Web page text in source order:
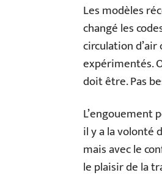
Les modèles
changé les
circulation
expérimentés.
doit être. Pas
L’engouement
il y a la volonté
mais avec le
le plaisir de la